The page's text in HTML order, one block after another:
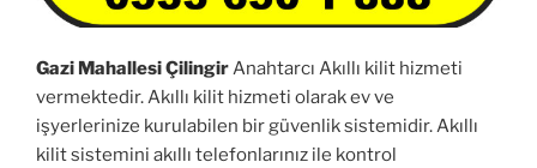
Gazi Mahallesi ÇilingirAnahtarcı Akıllı kilit hizmeti
vermektedir. Akıllı kilit hizmeti olarak ev ve
işyerlerinize kurulabilen bir güvenlik sistemidir. Akıllı
kilit sistemini akıllı telefonlarınız ile kontrol